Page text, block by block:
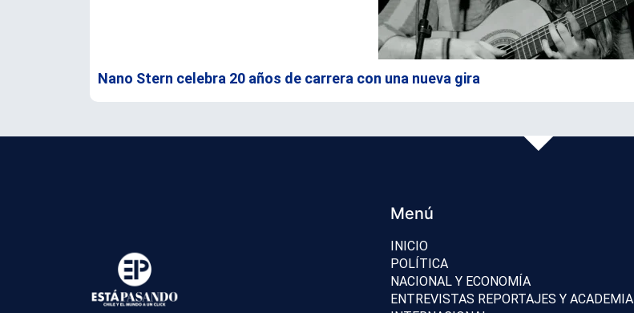
Nano Stern celebra 20 años de carrera con una nueva gira
Menú
INICIO
POLÍTICA
NACIONAL Y ECONOMÍA
ENTREVISTAS REPORTAJES Y ACADEMIA